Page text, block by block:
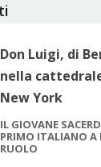
Don Luigi, di
nella
New York
IL GIOVANE
PRIMO ITALIANO A
RUOLO